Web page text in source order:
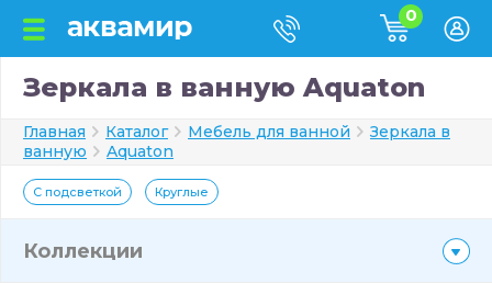
0
Зеркала в ванную Aquaton
Главная Каталог Мебель для ванной
Зеркала в
ванную
Aquaton
С подсветкой Круглые
Коллекции